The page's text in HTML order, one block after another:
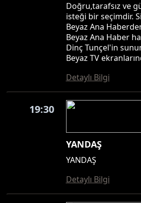
Doğru,tarafsız ve
isteği bir seçimdir.
Beyaz Ana
Beyaz Ana Haber
Dinç Tunçel'in
Beyaz TV
Detaylı Bilgi
19:30
YANDAŞ
YANDAŞ
Detaylı Bilgi